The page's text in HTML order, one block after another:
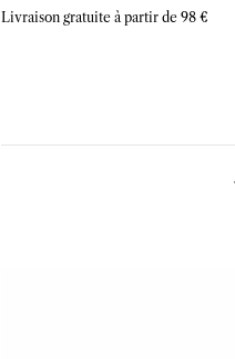
Livraison gratuite à partir de 98 €